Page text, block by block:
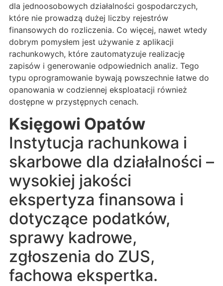
dla jednoosobowych działalności gospodarczych,
które nie prowadzą dużej liczby rejestrów
finansowych do rozliczenia. Co więcej, nawet wtedy
dobrym pomysłem jest używanie z aplikacji
rachunkowych, które zautomatyzuje realizację
zapisów i generowanie odpowiednich analiz. Tego
typu oprogramowanie bywają powszechnie łatwe do
opanowania w codziennej eksploatacji również
dostępne w przystępnych cenach.
Księgowi Opatów
Instytucja rachunkowa i
skarbowe dla działalności –
wysokiej jakości
ekspertyza finansowa i
dotyczące podatków,
sprawy kadrowe,
zgłoszenia do ZUS,
fachowa ekspertka.